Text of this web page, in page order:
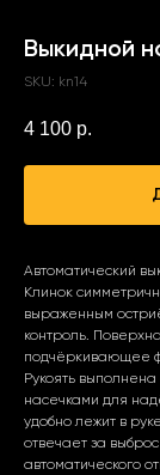
Выкидной
SKU: kn14
4 100 р.
Автоматический
Клинок
выраженным
контроль.
подчёркивающее
Рукоять
насечками для
удобно лежит в
отвечает за
автоматического